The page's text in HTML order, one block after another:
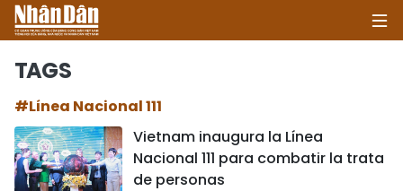
POLÍTICA
TAGS
#Línea Nacional 111
Vietnam inaugura la Línea
Nacional 111 para combatir la trata
de personas